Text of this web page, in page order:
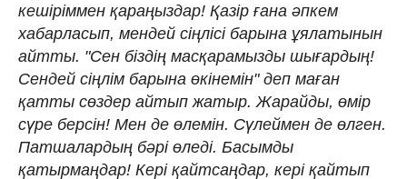
кешіріммен қараңыздар! Қазір ғана әпкем
хабарласып, мендей сіңлісі барына ұялатынын
айтты. "Сен біздің масқарамызды шығардың!
Сендей сіңлім барына өкінемін" деп маған
қатты сөздер айтып жатыр. Жарайды, өмір
сүре берсін! Мен де өлемін. Сүлеймен де өлген.
Патшалардың бәрі өледі. Басымды
қатырмаңдар! Кері қайтсаңдар, кері қайтып